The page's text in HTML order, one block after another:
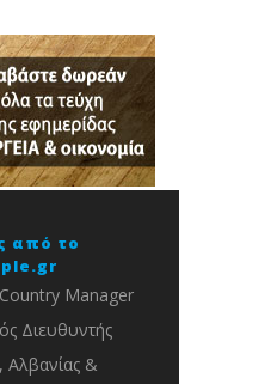
από το
Manager
Διευθυντής
&